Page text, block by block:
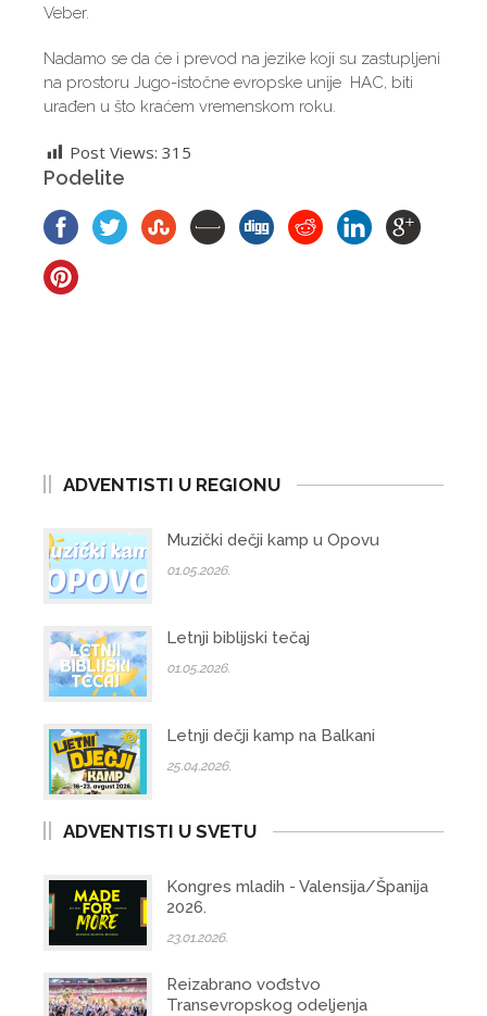
Veber.
Nadamo se da će i prevod na jezike koji su zastupljeni
na prostoru Jugo-istočne evropske unije HAC, biti
urađen u što kraćem vremenskom roku.
Post Views: 315
Podelite
ADVENTISTI U REGIONU
Muzički dečji kamp u Opovu
01.05.2026.
Letnji biblijski tečaj
01.05.2026.
Letnji dečji kamp na Balkani
25.04.2026.
ADVENTISTI U SVETU
Kongres mladih - Valensija/Španija
2026.
23.01.2026.
Reizabrano vođstvo
Transevropskog odeljenja